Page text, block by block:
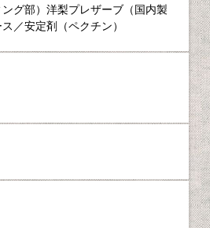
グ部）洋梨プレザーブ（国内製
／安定剤（ペクチン）